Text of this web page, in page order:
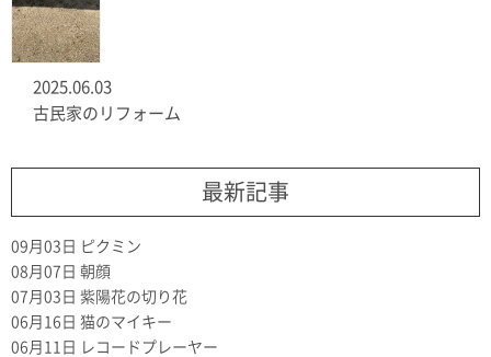
2025.06.03
古民家のリフォーム
最新記事
09月03日
ピクミン
08月07日 朝顔
07月03日 紫陽花の切り花
06月16日 猫のマイキー
06月11日
レコードプレーヤー